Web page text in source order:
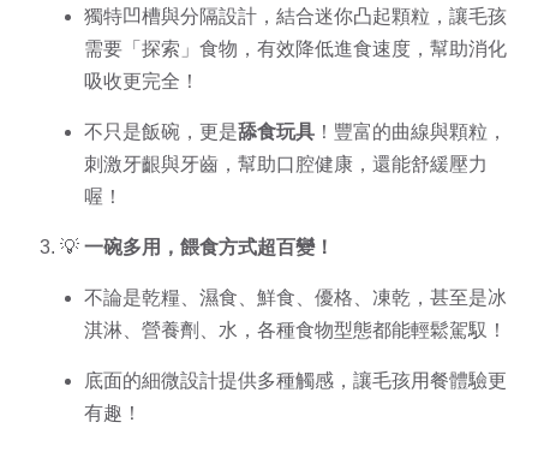
獨特凹槽與分隔設計，結合迷你凸起顆粒，讓毛孩
需要「探索」食物，有效降低進食速度，幫助消化
吸收更完全！
不只是飯碗，更是舔食玩具 ！豐富的曲線與顆粒，
刺激牙齦與牙齒，幫助口腔健康，還能舒緩壓力
喔！
💡 一碗多用，餵食方式超百變！
不論是乾糧、濕食、鮮食、優格、凍乾，甚至是冰
淇淋、營養劑、水，各種食物型態都能輕鬆駕馭！
底面的細微設計提供多種觸感，讓毛孩用餐體驗更
有趣！